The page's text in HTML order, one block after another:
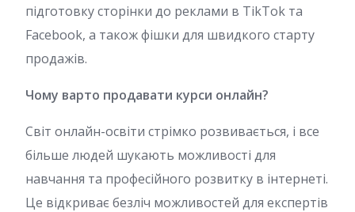
підготовку сторінки до реклами в TikTok та
Facebook, а також фішки для швидкого старту
продажів.
Чому варто продавати курси онлайн?
Світ онлайн-освіти стрімко розвивається, і все
більше людей шукають можливості для
навчання та професійного розвитку в інтернеті.
Це відкриває безліч можливостей для експертів